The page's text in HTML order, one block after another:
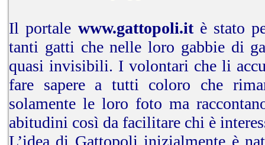
Il portale www.gattopoli.itè stato
tanti gatti che nelle loro gabbie di
quasi invisibili. I volontari che li
fare sapere a tutti coloro che
solamente le loro foto ma
abitudini così da facilitare chi è
L’idea di Gattopoli inizialmente è